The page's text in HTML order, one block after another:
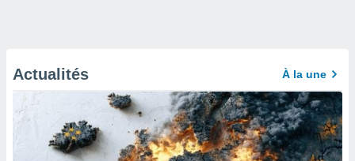
Actualités À la une